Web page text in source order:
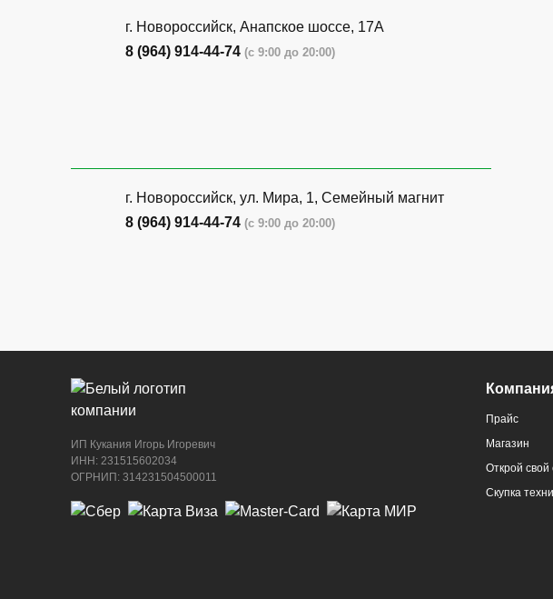
г. Новороссийск, Анапское шоссе, 17А
8 (964) 914-44-74 (с 9:00 до 20:00)
г. Новороссийск, ул. Мира, 1, Семейный магнит
8 (964) 914-44-74 (с 9:00 до 20:00)
рынок (напротив павильона с животными)
8 (964) 914-44-74
ИП Кукания Игорь Игоревич
ИНН: 231515602034
ОГРНИП: 314231504500011
Прайс
Магазин
Открой свой
Скупка